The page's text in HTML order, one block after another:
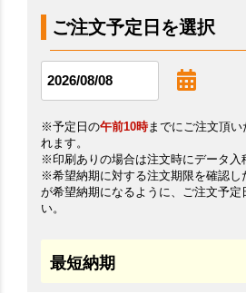
ご注文予定日を選択
※予定日の午前10時までにご注文頂い
れます。
※印刷ありの場合は注文時にデータ入
※希望納期に対する注文期限を確認し
が希望納期になるように、ご注文予定
い。
最短納期